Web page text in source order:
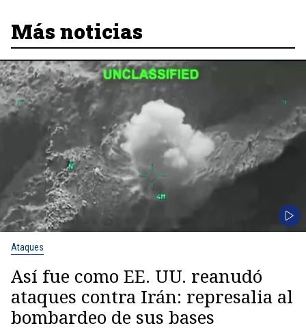
Más noticias
Ataques
Así fue como EE. UU. reanudó
ataques contra Irán: represalia al
bombardeo de sus bases